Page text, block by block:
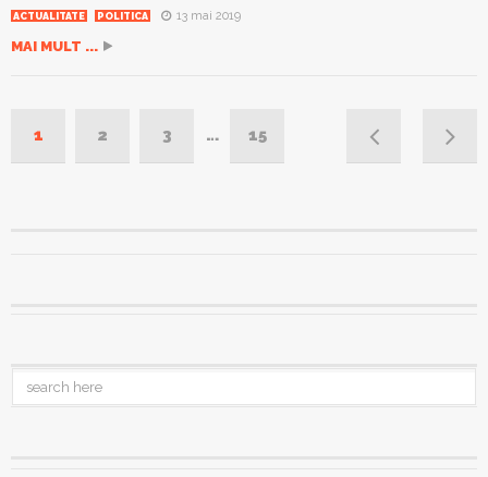
ACTUALITATE POLITICA 13 mai 2019
MAI MULT ...
1 2 3 … 15